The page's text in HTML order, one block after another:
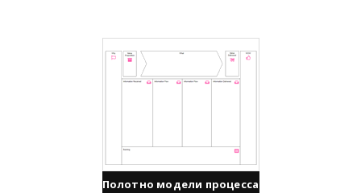
Полотно модели процесса